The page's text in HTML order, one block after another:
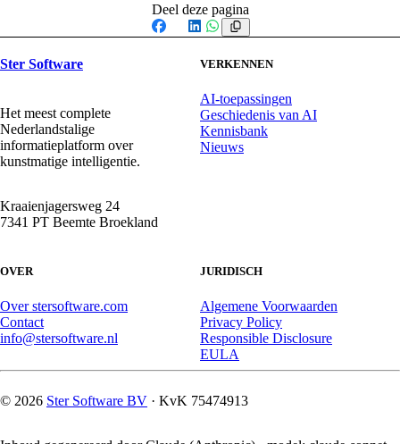
Deel deze pagina
Facebook
X LinkedIn
WhatsApp
Ster Software
Het meest complete
Nederlandstalige
informatieplatform over
kunstmatige intelligentie.
Kraaienjagersweg 24
7341 PT Beemte Broekland
VERKENNEN
AI-toepassingen
Geschiedenis van AI
Kennisbank
Nieuws
OVER
Over stersoftware.com
Contact
info@stersoftware.nl
JURIDISCH
Algemene Voorwaarden
Privacy Policy
Responsible Disclosure
EULA
© 2026 Ster Software BV · KvK 75474913